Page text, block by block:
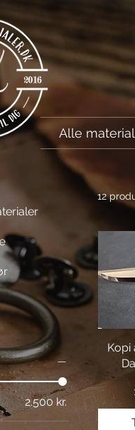
Alle
2.500 kr.
12
Kopi